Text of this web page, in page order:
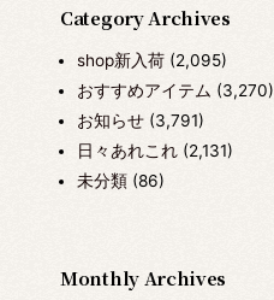
Category Archives
shop新入荷(2,095)
おすすめアイテム (3,270)
お知らせ(3,791)
日々あれこれ(2,131)
未分類(86)
Monthly Archives